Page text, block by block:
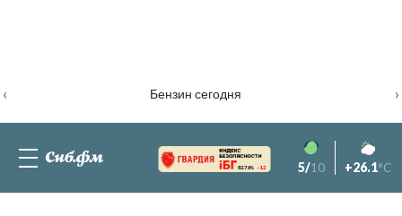
Бензин сегодня
‹ ›
82.76% -1.2 5/10 +26.1°C